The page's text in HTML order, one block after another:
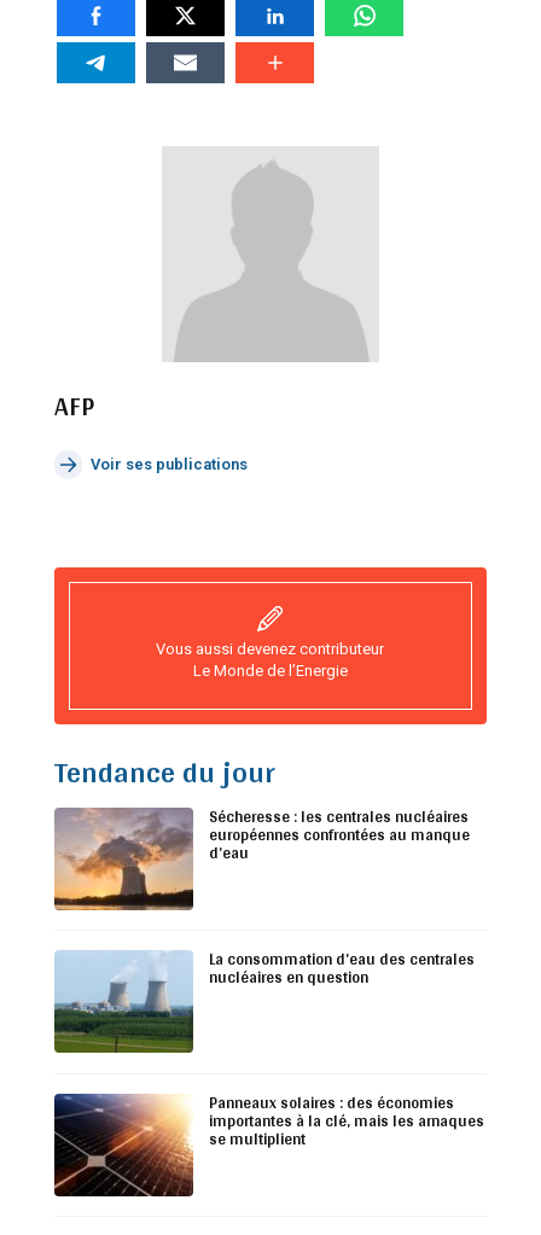
AFP
Voir ses publications
Vous aussi devenez contributeur
Le Monde de l’Energie
Tendance du jour
Sécheresse : les centrales nucléaires
européennes confrontées au manque
d’eau
La consommation d’eau des centrales
nucléaires en question
Panneaux solaires : des économies
importantes à la clé, mais les arnaques
se multiplient